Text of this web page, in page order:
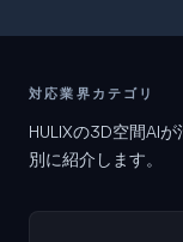
対応業界カテゴリ
HULIXの3D空間AI
別に紹介します。